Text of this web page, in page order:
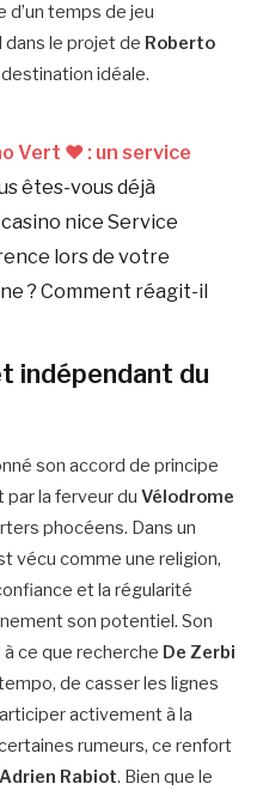
d’un temps de jeu
dans le projet de Roberto
idéale.
Vert ❤️ : un service
êtes-vous déjà
nice Service
lors de votre
? Comment réagit-il
indépendant du
son accord de principe
par la ferveur du Vélodrome
phocéens. Dans un
vécu comme une religion,
et la régularité
son potentiel. Son
ce que recherche De Zerbi
de casser les lignes
activement à la
rumeurs, ce renfort
Adrien Rabiot. Bien que le